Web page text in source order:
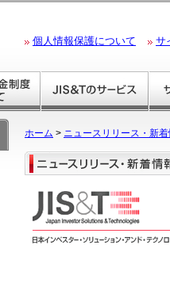
個人情報保護について サ
ホーム > ニュースリリース・新着